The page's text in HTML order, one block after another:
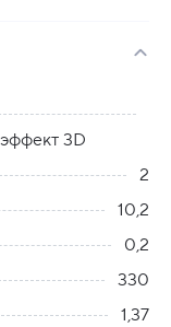
3D
2
10,2
0,2
330
1,37